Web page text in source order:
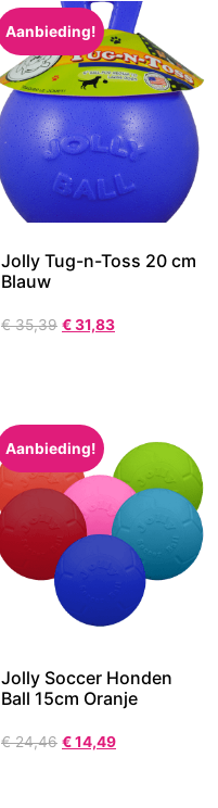
Aanbieding!
Jolly Tug-n-Toss 20 cm
Blauw
€35,39 €31,83
Aanbieding!
Jolly Soccer Honden
Ball 15cm Oranje
€24,46 €14,49